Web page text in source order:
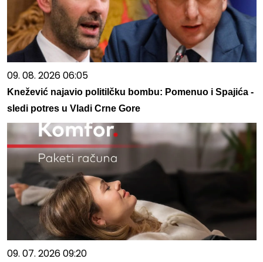
09. 08. 2026 06:05
Knežević najavio politilčku bombu: Pomenuo i Spajića -
sledi potres u Vladi Crne Gore
09. 07. 2026 09:20